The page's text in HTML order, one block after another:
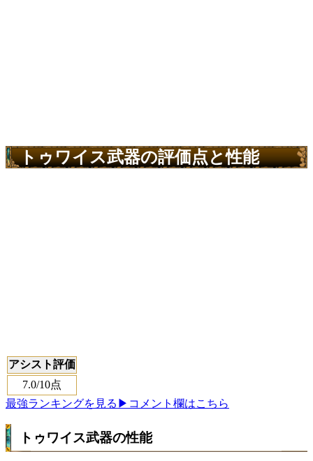
トゥワイス武器の評価点と性能
アシスト評価
7.0/10点
最強ランキングを見る ▶コメント欄はこちら
トゥワイス武器の性能